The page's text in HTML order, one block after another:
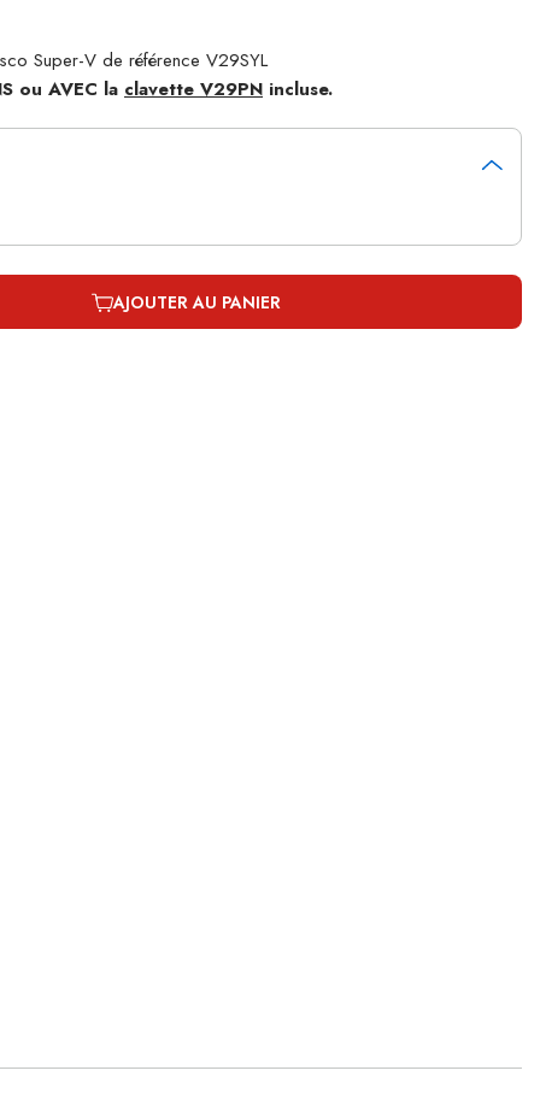
Super-V de référence V29SYL
ou AVEC la clavette V29PN incluse.
AJOUTER AU PANIER